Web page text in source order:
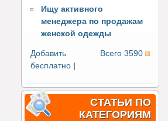
Ищу активного
менеджера по продажам
женской одежды
Всего 3590
Добавить
бесплатно |
СТАТЬИ ПО
КАТЕГОРИЯМ